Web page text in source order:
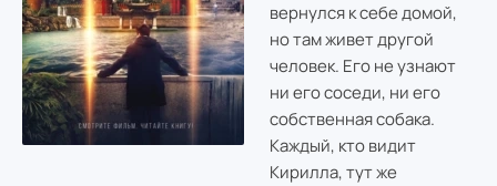
вернулся к себе домой,
но там живет другой
человек. Его не узнают
ни его соседи, ни его
собственная собака.
Каждый, кто видит
Кирилла, тут же